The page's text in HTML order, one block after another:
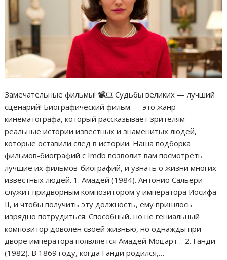
Замечательные фильмы! 📽🎞 Судьбы великих — лучший
сценарий! Биографический фильм — это жанр
кинематографа, который рассказывает зрителям
реальные истории известных и знаменитых людей,
которые оставили след в истории. Наша подборка
фильмов-биографий с Imdb позволит вам посмотреть
лучшие их фильмов-биографий, и узнать о жизни многих
известных людей. 1. Амадей (1984). Антонио Сальери
служит придворным композитором у императора Иосифа
II, и чтобы получить эту должность, ему пришлось
изрядно потрудиться. Способный, но не гениальный
композитор доволен своей жизнью, но однажды при
дворе императора появляется Амадей Моцарт… 2. Ганди
(1982). В 1869 году, когда Ганди родился,…